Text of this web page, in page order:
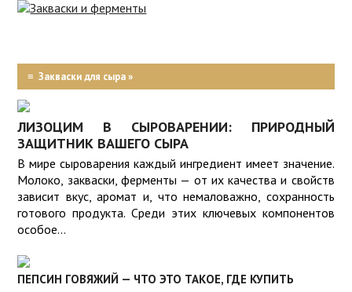
ИНТЕРНЕТ-
ПРОБИОТИКИ
ОБОРУДОВАНИЕ
СОВЕТЫ
КУЛИНАРИЯ
КАЧЕСТВО
ПОЛЬЗА
О
ЗАКВАСКИ
ДЛЯ
ЙОГУРТА
ЗАКВАСКИ
КИСЛОМОЛОЧНЫЕ
ЗАКВАСКИ
ДЛЯ
≡ Закваски для сыра »
ЛИЗОЦИМ В СЫРОВАРЕНИИ: ПРИРОДНЫЙ
ЗАЩИТНИК ВАШЕГО СЫРА
В мире сыроварения каждый ингредиент имеет значение.
Молоко, закваски, ферменты — от их качества и свойств
зависит вкус, аромат и, что немаловажно, сохранность
готового продукта. Среди этих ключевых компонентов
особое...
ПЕПСИН ГОВЯЖИЙ — ЧТО ЭТО ТАКОЕ, ГДЕ КУПИТЬ